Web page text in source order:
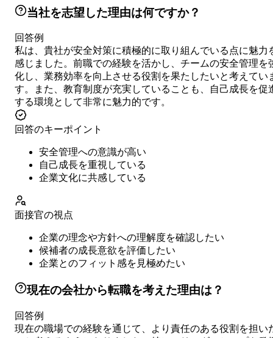
当社を志望した理由は何ですか？
回答例
私は、貴社が安全対策に積極的に取り組んでいる点に魅力
感じました。前職での経験を活かし、チームの安全管理を
化し、業務効率を向上させる役割を果たしたいと考えてい
す。また、教育制度が充実していることも、自己成長を促
する環境として非常に魅力的です。
回答のキーポイント
安全管理への意識が高い
自己成長を重視している
企業文化に共感している
面接官の視点
企業の理念や方針への理解度を確認したい
候補者の成長意欲を評価したい
企業とのフィット感を見極めたい
現在の会社から転職を考えた理由は？
回答例
現在の職場での経験を通じて、より責任のある役割を担い